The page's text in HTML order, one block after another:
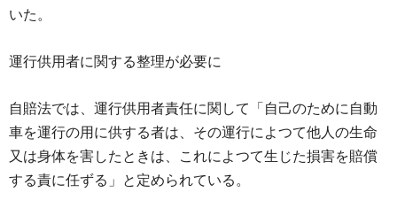
いた。
運行供用者に関する整理が必要に
自賠法では、運行供用者責任に関して「自己のために自動
車を運行の用に供する者は、その運行によつて他人の生命
又は身体を害したときは、これによつて生じた損害を賠償
する責に任ずる」と定められている。